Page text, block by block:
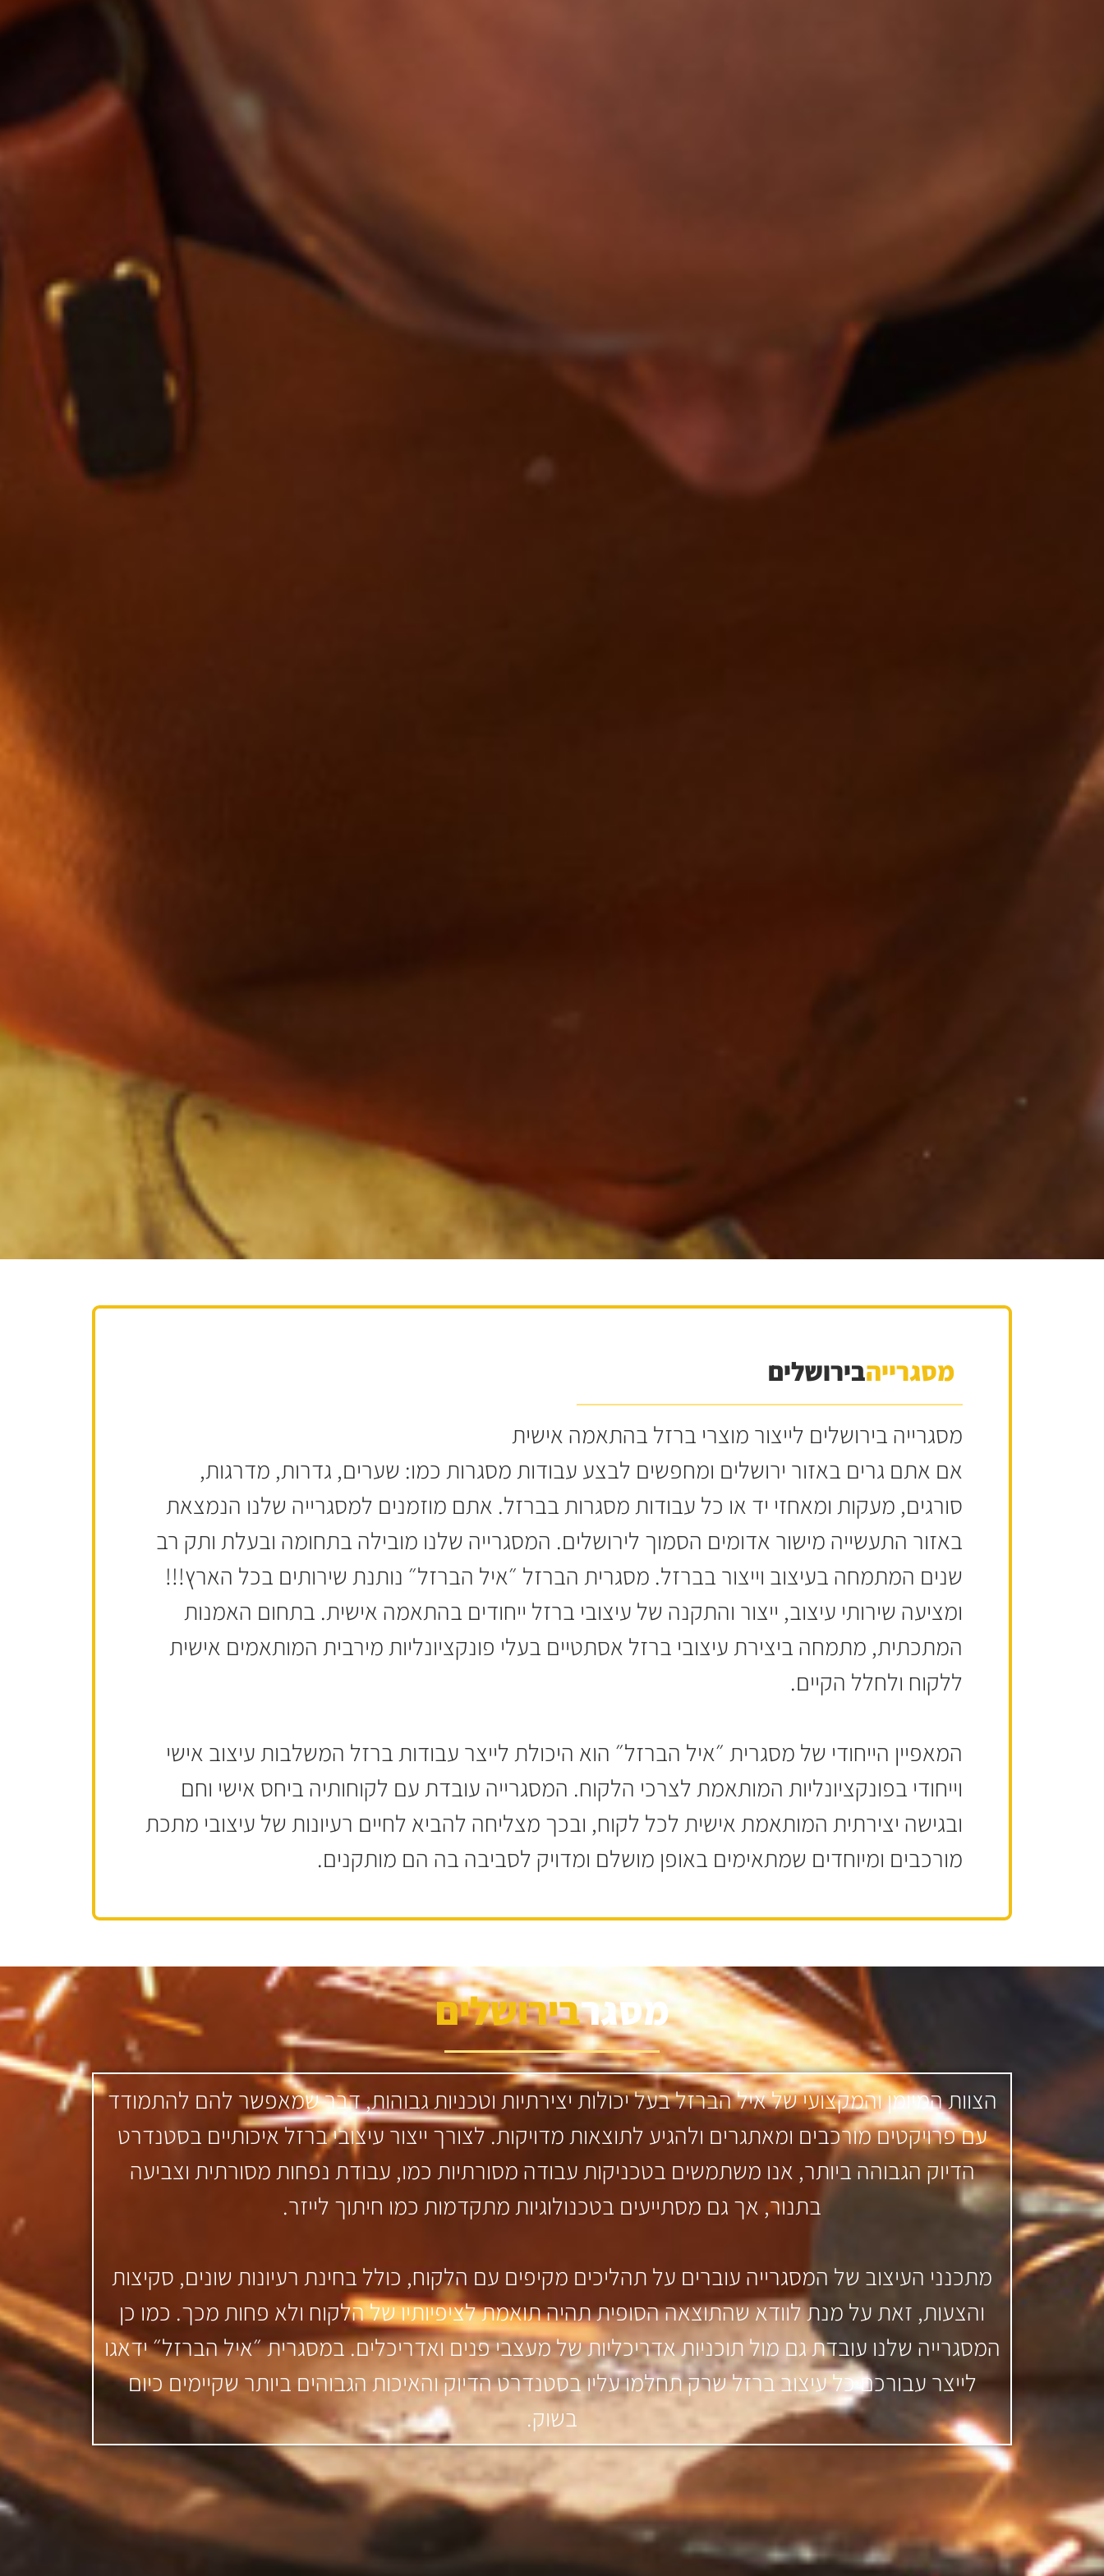
מסגרייהבירושלים
מסגרייה בירושלים לייצור מוצרי ברזל בהתאמה אישית
אם אתם גרים באזור ירושלים ומחפשים לבצע עבודות מסגרות כמו: שערים, גדרות, מדרגות,
סורגים, מעקות ומאחזי יד או כל עבודות מסגרות בברזל. אתם מוזמנים למסגרייה שלנו הנמצאת
באזור התעשייה מישור אדומים הסמוך לירושלים. המסגרייה שלנו מובילה בתחומה ובעלת ותק רב
שנים המתמחה בעיצוב וייצור בברזל. מסגרית הברזל ״איל הברזל״ נותנת שירותים בכל הארץ!!!
ומציעה שירותי עיצוב, ייצור והתקנה של עיצובי ברזל ייחודים בהתאמה אישית. בתחום האמנות
המתכתית, מתמחה ביצירת עיצובי ברזל אסתטיים בעלי פונקציונליות מירבית המותאמים אישית
ללקוח ולחלל הקיים.
המאפיין הייחודי של מסגרית ״איל הברזל״ הוא היכולת לייצר עבודות ברזל המשלבות עיצוב אישי
וייחודי בפונקציונליות המותאמת לצרכי הלקוח. המסגרייה עובדת עם לקוחותיה ביחס אישי וחם
ובגישה יצירתית המותאמת אישית לכל לקוח, ובכך מצליחה להביא לחיים רעיונות של עיצובי מתכת
מורכבים ומיוחדים שמתאימים באופן מושלם ומדויק לסביבה בה הם מותקנים.
מסגרבירושלים
הצוות המיומן והמקצועי של איל הברזל בעל יכולות יצירתיות וטכניות גבוהות, דבר שמאפשר להם להתמודד
עם פרויקטים מורכבים ומאתגרים ולהגיע לתוצאות מדויקות. לצורך ייצור עיצובי ברזל איכותיים בסטנדרט
הדיוק הגבוהה ביותר, אנו משתמשים בטכניקות עבודה מסורתיות כמו, עבודת נפחות מסורתית וצביעה
בתנור, אך גם מסתייעים בטכנולוגיות מתקדמות כמו חיתוך לייזר.
מתכנני העיצוב של המסגרייה עוברים על תהליכים מקיפים עם הלקוח, כולל בחינת רעיונות שונים, סקיצות
והצעות, זאת על מנת לוודא שהתוצאה הסופית תהיה תואמת לציפיותיו של הלקוח ולא פחות מכך. כמו כן
המסגרייה שלנו עובדת גם מול תוכניות אדריכליות של מעצבי פנים ואדריכלים. במסגרית ״איל הברזל״ ידאגו
לייצר עבורכם כל עיצוב ברזל שרק תחלמו עליו בסטנדרט הדיוק והאיכות הגבוהים ביותר שקיימים כיום
בשוק.